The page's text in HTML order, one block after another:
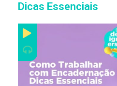
Dicas Essenciais